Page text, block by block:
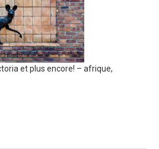
et plus encore! – afrique,